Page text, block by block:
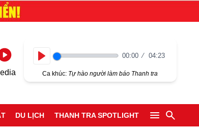
00:00 04:23
Ca khúc: Tự hào người làm báo Thanh tra
DU LỊCH THANH TRA SPOTLIGHT